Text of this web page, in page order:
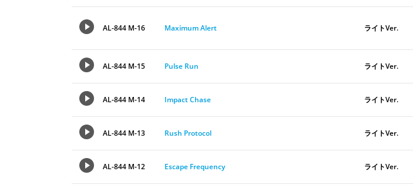
AL-844 M-16 Maximum Alert ライトVer.
AL-844 M-15 Pulse Run ライトVer.
AL-844 M-14 Impact Chase ライトVer.
AL-844 M-13 Rush Protocol ライトVer.
AL-844 M-12 Escape Frequency ライトVer.